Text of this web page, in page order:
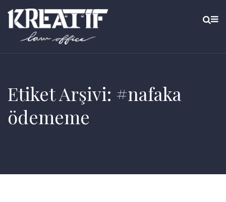
Etiket Arşivi: #nafaka
ödememe